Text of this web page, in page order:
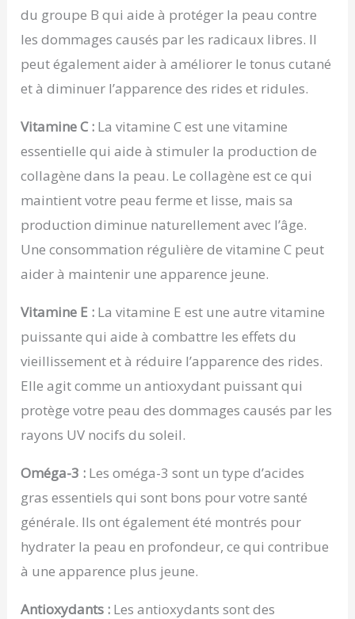
du groupe B qui aide à protéger la peau contre
les dommages causés par les radicaux libres. Il
peut également aider à améliorer le tonus cutané
et à diminuer l’apparence des rides et ridules.
Vitamine C : La vitamine C est une vitamine
essentielle qui aide à stimuler la production de
collagène dans la peau. Le collagène est ce qui
maintient votre peau ferme et lisse, mais sa
production diminue naturellement avec l’âge.
Une consommation régulière de vitamine C peut
aider à maintenir une apparence jeune.
Vitamine E : La vitamine E est une autre vitamine
puissante qui aide à combattre les effets du
vieillissement et à réduire l’apparence des rides.
Elle agit comme un antioxydant puissant qui
protège votre peau des dommages causés par les
rayons UV nocifs du soleil.
Oméga-3 : Les oméga-3 sont un type d’acides
gras essentiels qui sont bons pour votre santé
générale. Ils ont également été montrés pour
hydrater la peau en profondeur, ce qui contribue
à une apparence plus jeune.
Antioxydants : Les antioxydants sont des